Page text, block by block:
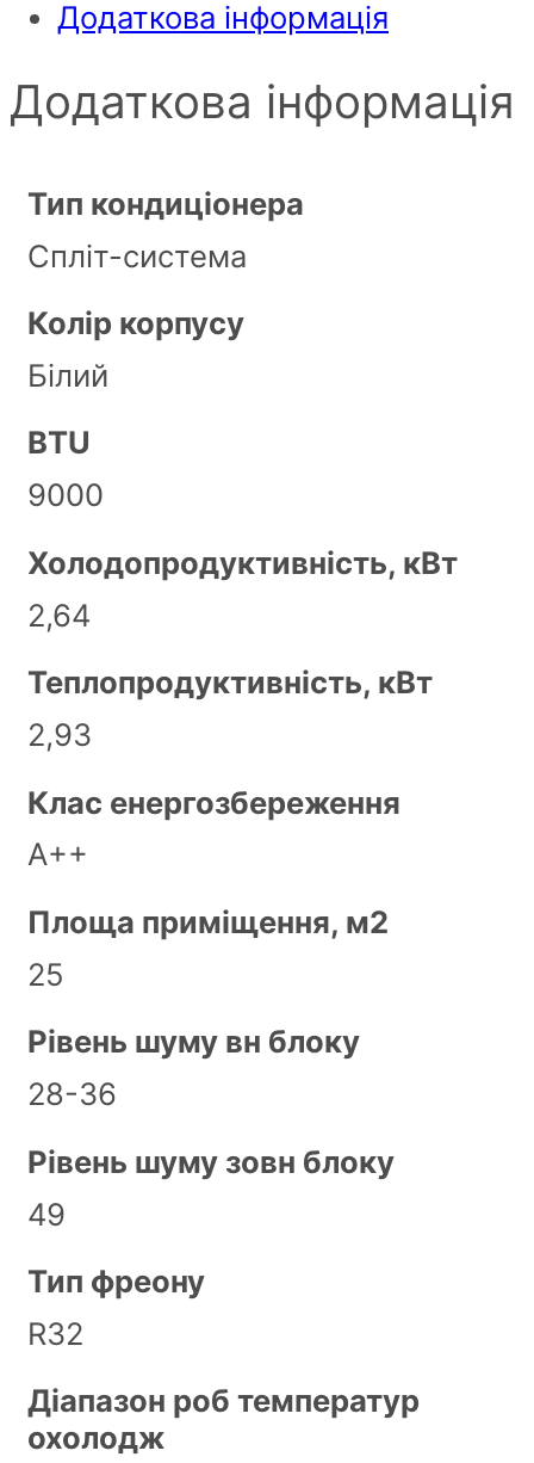
Додаткова інформація
Додаткова інформація
Тип кондиціонера
Спліт-система
Колір корпусу
Білий
BTU
9000
Холодопродуктивність, кВт
2,64
Теплопродуктивність, кВт
2,93
Клас енергозбереження
А++
Площа приміщення, м2
25
Рівень шуму вн блоку
28-36
Рівень шуму зовн блоку
49
Тип фреону
R32
Діапазон роб температур
охолодж